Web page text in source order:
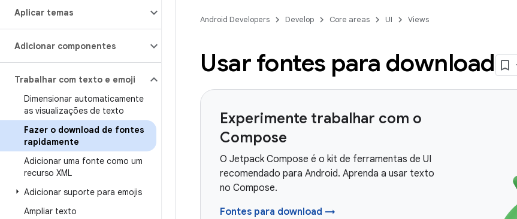
Aplicar temas
Adicionar componentes
Trabalhar com texto e emoji
Dimensionar automaticamente
as visualizações de texto
Fazer o download de fontes
rapidamente
Adicionar uma fonte como um
recurso XML
Adicionar suporte para emojis
Ampliar texto
Android Developers Develop Core areas UI Views
Usar fontes para download
Experimente trabalhar com o
Compose
O Jetpack Compose é o kit de ferramentas de UI
recomendado para Android. Aprenda a usar texto
no Compose.
Fontes para download →